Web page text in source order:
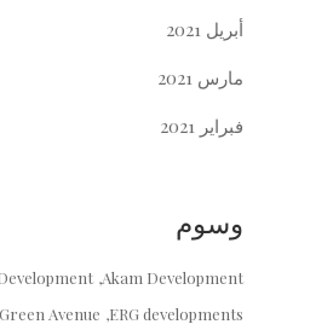
أبريل 2021
مارس 2021
فبراير 2021
وسوم
Akam Development
ERG developments
Green Avenue